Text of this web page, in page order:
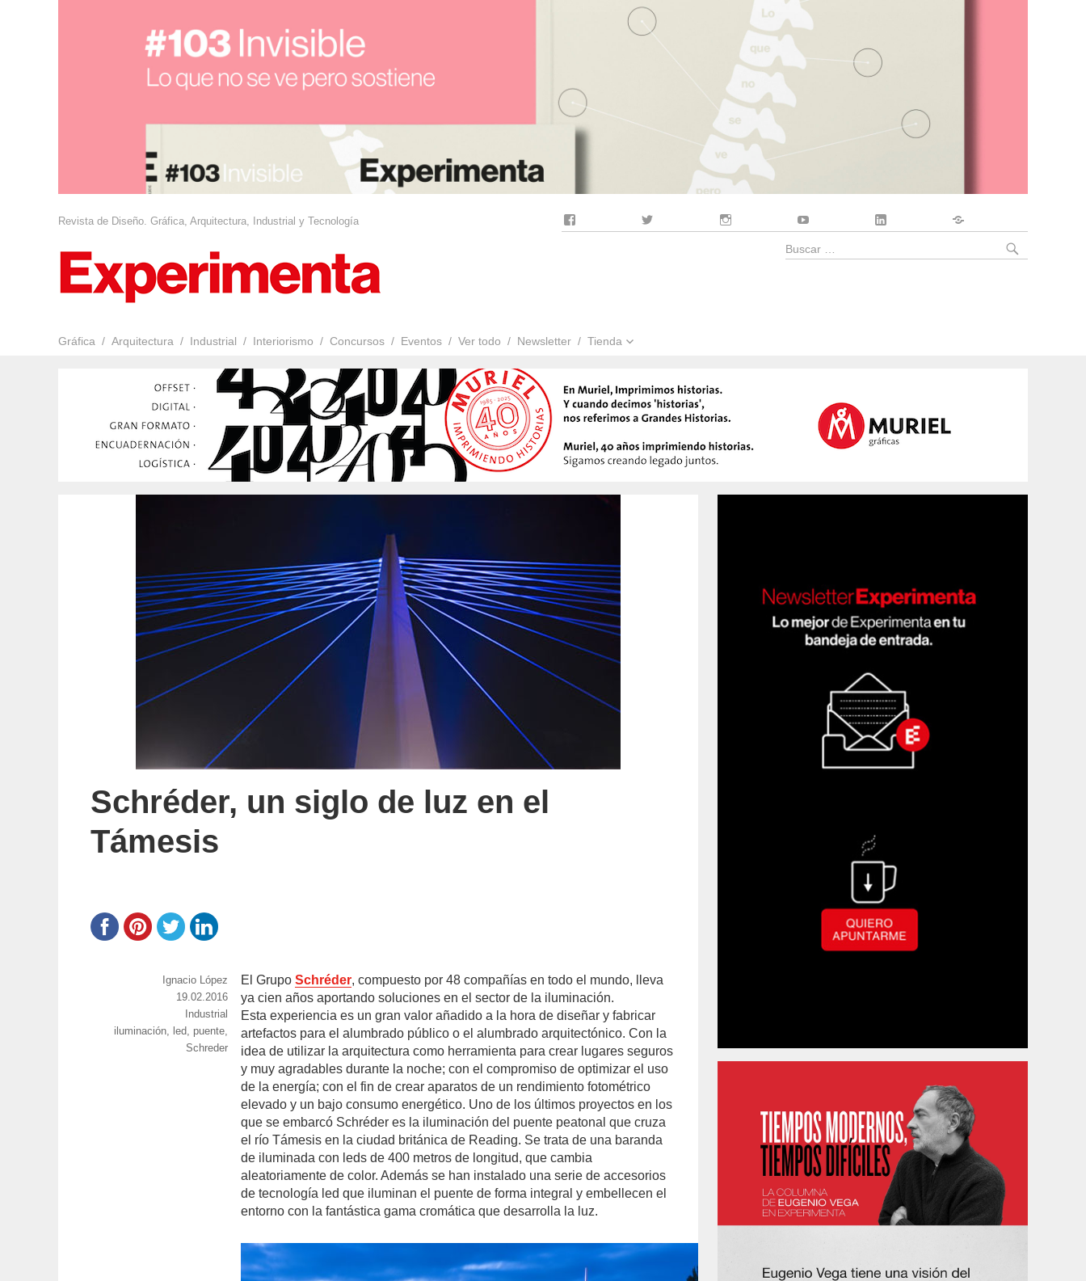
Revista de Diseño. Gráfica, Arquitectura, Industrial y Tecnología
Gráfica Arquitectura Industrial Interiorismo Concursos Eventos Ver todo Newsletter Tienda
Buscar
Schréder, un siglo de luz en el
Támesis
El Grupo Schréder, compuesto por 48 compañías en todo el mundo, lleva
ya cien años aportando soluciones en el sector de la iluminación.
Esta experiencia es un gran valor añadido a la hora de diseñar y fabricar
artefactos para el alumbrado público o el alumbrado arquitectónico. Con la
idea de utilizar la arquitectura como herramienta para crear lugares seguros
y muy agradables durante la noche; con el compromiso de optimizar el uso
de la energía; con el fin de crear aparatos de un rendimiento fotométrico
elevado y un bajo consumo energético. Uno de los últimos proyectos en los
que se embarcó Schréder es la iluminación del puente peatonal que cruza
el río Támesis en la ciudad británica de Reading. Se trata de una baranda
de iluminada con leds de 400 metros de longitud, que cambia
aleatoriamente de color. Además se han instalado una serie de accesorios
de tecnología led que iluminan el puente de forma integral y embellecen el
entorno con la fantástica gama cromática que desarrolla la luz.
https://www.experimenta.es/author/nacho-
lopez/
Ignacio López
Publicado
19.02.2016
Categorías
Industrial
Etiquetas
iluminación, led, puente,
Schreder